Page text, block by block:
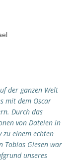
der ganzen Welt
mit dem Oscar
Durch das
von Dateien in
zu einem echten
Tobias Giesen war
unseres